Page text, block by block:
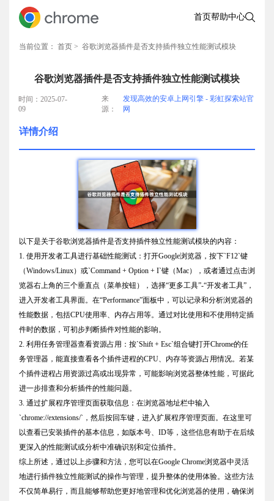
首页帮助中心
当前位置： 首页 > 谷歌浏览器插件是否支持插件独立性能测试模块
谷歌浏览器插件是否支持插件独立性能测试模块
时间：2025-07-
09
来
源：
发现高效的安卓上网引擎 - 彩虹探索站官
网
详情介绍
以下是关于谷歌浏览器插件是否支持插件独立性能测试模块的内容：
1. 使用开发者工具进行基础性能测试：打开Google浏览器，按下`F12`键
（Windows/Linux）或`Command + Option + I`键（Mac），或者通过点击浏
览器右上角的三个垂直点（菜单按钮），选择“更多工具”-“开发者工具”，
进入开发者工具界面。在“Performance”面板中，可以记录和分析浏览器的
性能数据，包括CPU使用率、内存占用等。通过对比使用和不使用特定插
件时的数据，可初步判断插件对性能的影响。
2. 利用任务管理器查看资源占用：按`Shift + Esc`组合键打开Chrome的任
务管理器，能直接查看各个插件进程的CPU、内存等资源占用情况。若某
个插件进程占用资源过高或出现异常，可能影响浏览器整体性能，可据此
进一步排查和分析插件的性能问题。
3. 通过扩展程序管理页面获取信息：在浏览器地址栏中输入
`chrome://extensions/`，然后按回车键，进入扩展程序管理页面。在这里可
以查看已安装插件的基本信息，如版本号、ID等，这些信息有助于在后续
更深入的性能测试或分析中准确识别和定位插件。
综上所述，通过以上步骤和方法，您可以在Google Chrome浏览器中灵活
地进行插件独立性能测试的操作与管理，提升整体的使用体验。这些方法
不仅简单易行，而且能够帮助您更好地管理和优化浏览器的使用，确保浏